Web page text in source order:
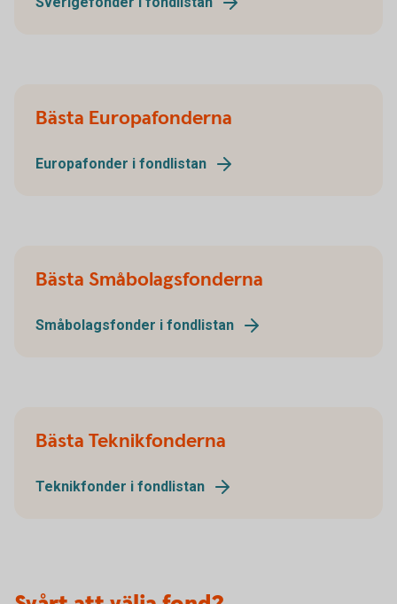
Bästa Europafonderna
Europafonder i fondlistan
Bästa Småbolagsfonderna
Småbolagsfonder i fondlistan
Bästa Teknikfonderna
Teknikfonder i fondlistan